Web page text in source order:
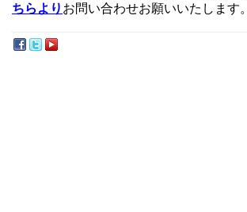
ちらより お問い合わせお願いいたします。